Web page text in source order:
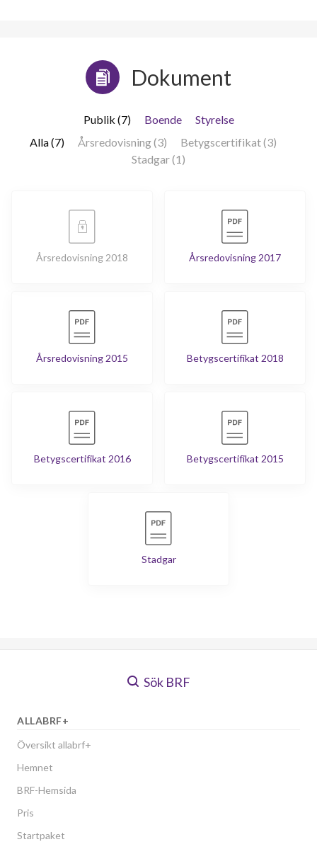
Dokument
Publik (7) Boende
Styrelse
Alla (7)
Årsredovisning (3)
Betygscertifikat (3)
Stadgar (1)
Årsredovisning 2018 Årsredovisning 2017
Årsredovisning 2015 Betygscertifikat 2018
Betygscertifikat 2016 Betygscertifikat 2015
Stadgar
Sök BRF
ALLABRF+
Översikt allabrf+
Hemnet
BRF-Hemsida
Pris
Startpaket